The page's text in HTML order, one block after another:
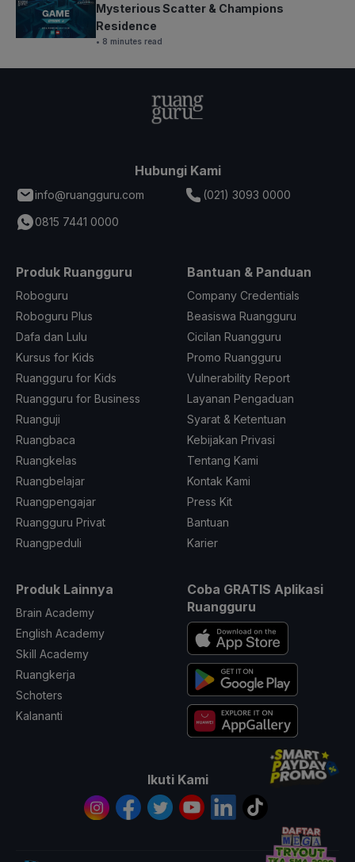
Mysterious Scatter & Champions
Residence
• 8 minutes read
Hubungi Kami
info@ruangguru.com
(021) 3093 0000
0815 7441 0000
Produk Ruangguru
Roboguru
Roboguru Plus
Dafa dan Lulu
Kursus for Kids
Ruangguru for Kids
Ruangguru for Business
Ruanguji
Ruangbaca
Ruangkelas
Ruangbelajar
Ruangpengajar
Ruangguru Privat
Ruangpeduli
Bantuan & Panduan
Company Credentials
Beasiswa Ruangguru
Cicilan Ruangguru
Promo Ruangguru
Vulnerability Report
Layanan Pengaduan
Syarat & Ketentuan
Kebijakan Privasi
Tentang Kami
Kontak Kami
Press Kit
Bantuan
Karier
Produk Lainnya
Brain Academy
English Academy
Skill Academy
Ruangkerja
Schoters
Kalananti
Coba GRATIS Aplikasi
Ruangguru
Ikuti Kami